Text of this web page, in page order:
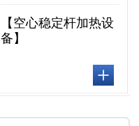
【空心稳定杆加热设
备】